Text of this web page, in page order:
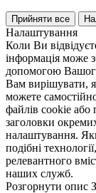
Прийняти все
Налаштування
Коли Ви
інформація може
допомогою
Вам вирішувати,
можете
файлів cookie або
заголовки
налаштування.
подібні
релевантного
наших служб.
Розгорнути опис